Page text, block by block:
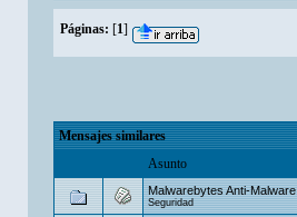
Páginas: [1]
Mensajes similares
Asunto
Malwarebytes Anti-Malware
Seguridad